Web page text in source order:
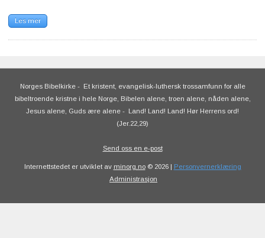
Les mer
Norges Bibelkirke- Et kristent, evangelisk-luthersk trossamfunn for alle
bibeltroende kristne i hele Norge, Bibelen alene, troen alene, nåden alene,
Jesus alene, Guds ære alene - Land! Land! Land! Hør Herrens ord!
(Jer.22,29)
Send oss en e-post
Internettstedet er utviklet av minorg.no© 2026 | Personvernerklæring
Administrasjon